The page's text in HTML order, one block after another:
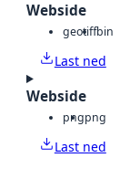
Webside
geotiffbin
Last ned
Webside
pngpng
Last ned